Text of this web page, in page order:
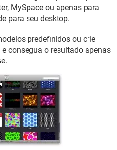
MySpace ou apenas para
para seu desktop.
predefinidos ou crie
consegua o resultado apenas